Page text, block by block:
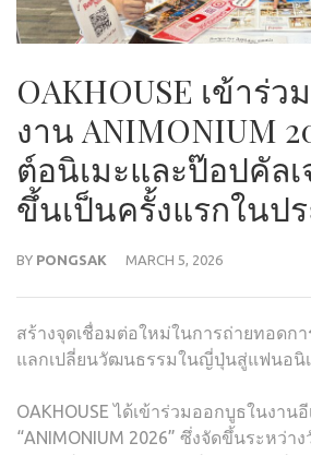
OAKHOUSE เข้าร่
งาน ANIMONIUM
ต์อนิเมะและป๊อปคัล
ขึ้นเป็นครั้งแรกในป
BY PONGSAK MARCH 5, 2026
สร้างจุดเชื่อมต่อใหม่ในการถ่ายทอดก
แลกเปลี่ยนวัฒนธรรมในญี่ปุ่นสู่แฟนอนิ
OAKHOUSE ได้เข้าร่วมออกบูธในงาน
“ANIMONIUM 2026” ซึ่งจัดขึ้นระหว่